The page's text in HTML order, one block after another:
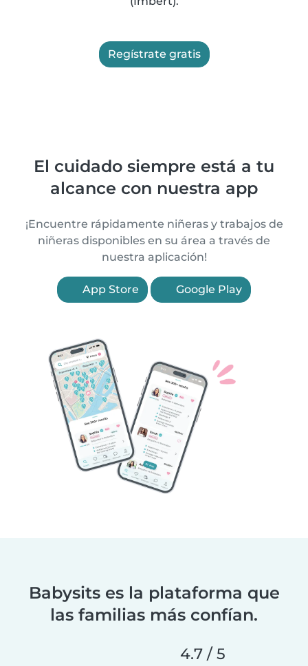
Regístrate gratis
El cuidado siempre está a tu
alcance con nuestra app
¡Encuentre rápidamente niñeras y trabajos de
niñeras disponibles en su área a través de
nuestra aplicación!
App Store Google Play
Babysits es la plataforma que
las familias más confían.
4.7 / 5